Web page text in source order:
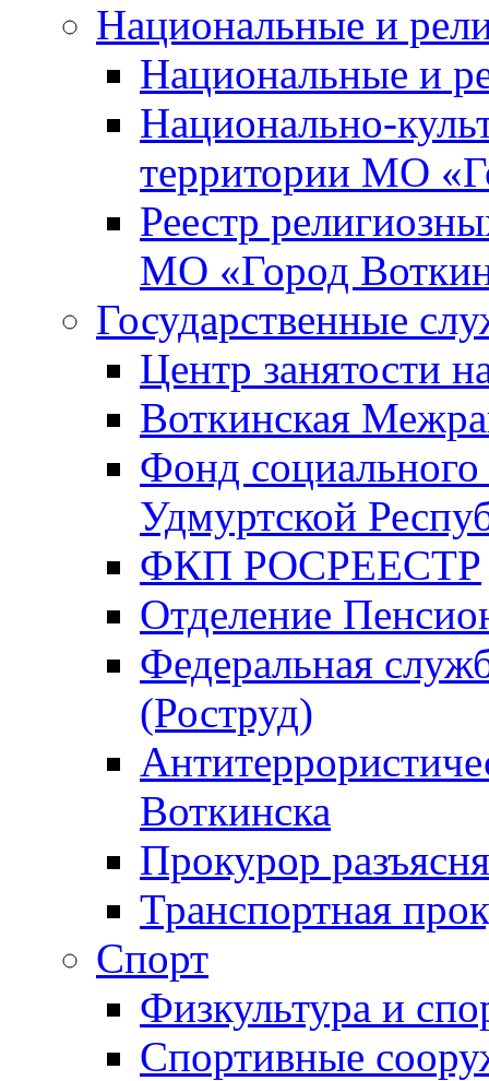
Национальные и
Национальные и
Национально-
территории МО
Реестр
МО «Город
Государственные
Центр занятости
Воткинская
Фонд
Удмуртской
ФКП РОСРЕЕСТР
Отделение
Федеральная
(Роструд)
Воткинска
Прокурор
Транспортная
Спорт
Физкультура и
Спортивные